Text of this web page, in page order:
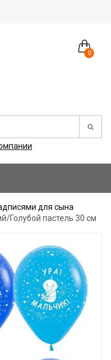
0
для сына
Голубой пастель 30 см